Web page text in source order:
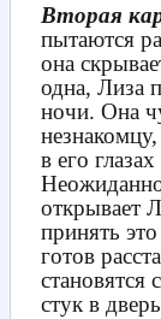
Вторая
пытаются
она
одна, Лиза
ночи. Она
в его
открывает
принять
готов
становятся
стук в